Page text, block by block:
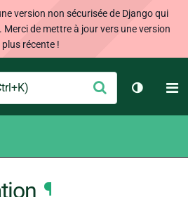
version non sécurisée de Django qui
Merci de mettre à jour vers une version
plus récente !
Envoyer
Changer
¶